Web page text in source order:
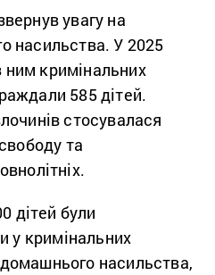
увагу на
насильства. У 2025
ним кримінальних
585 дітей.
стосувалася
та
дітей були
у кримінальних
насильства,